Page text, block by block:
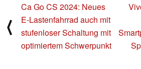
⟨
Ca Go CS 2024: Neues
E-Lastenfahrrad auch mit
stufenloser Schaltung mit
optimiertem Schwerpunkt